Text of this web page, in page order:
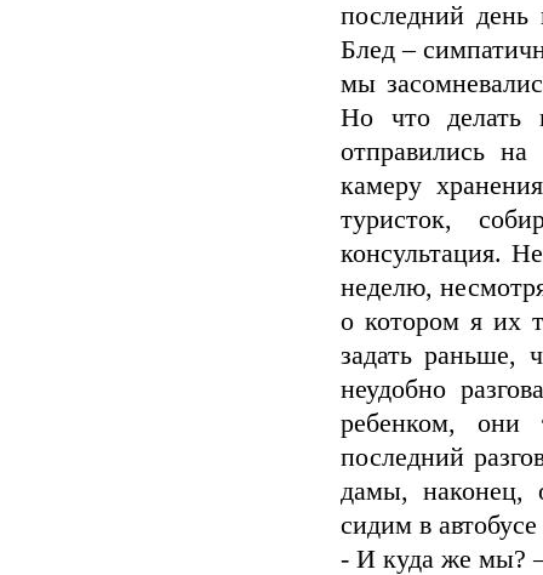
последний
Блед –
мы
Но что делать
отправились
камеру
туристок,
консультация.
неделю,
о котором я их
задать раньше,
неудобно
ребенком, они
последний
дамы, наконец,
сидим в
- И куда же мы?